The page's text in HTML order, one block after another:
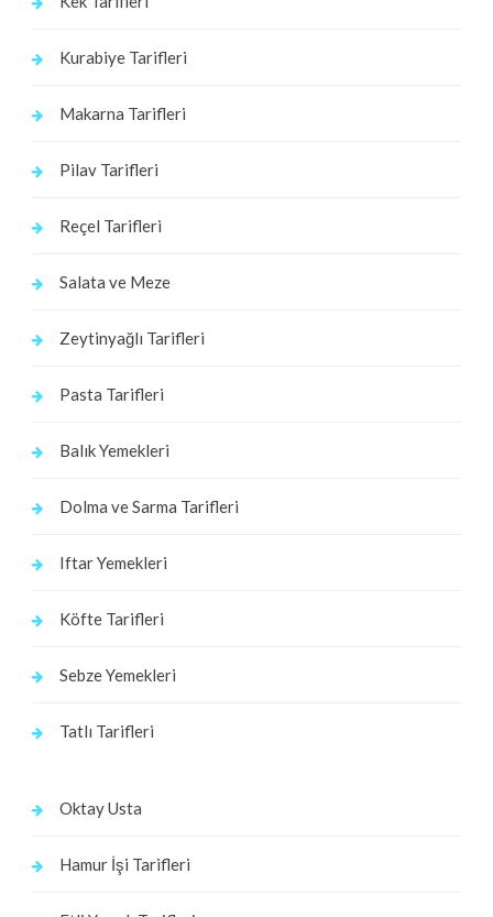
Kurabiye Tarifleri
Makarna Tarifleri
Pilav Tarifleri
Reçel Tarifleri
Salata ve Meze
Zeytinyağlı Tarifleri
Pasta Tarifleri
Balık Yemekleri
Dolma ve Sarma Tarifleri
Iftar Yemekleri
Köfte Tarifleri
Sebze Yemekleri
Tatlı Tarifleri
Oktay Usta
Hamur İşi Tarifleri